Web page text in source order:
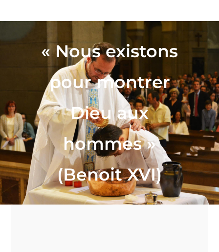
« Nous existons
pour montrer
Dieu aux
hommes »
(Benoit XVI)